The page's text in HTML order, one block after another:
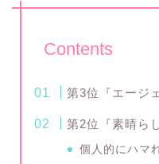
Contents
第3位『エージ
第2位『素晴ら
個人的にハマ